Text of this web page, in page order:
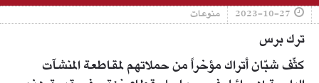
2023-10-27 منوعات
ترك برس
كثّف شبّان أتراك مؤخراً من حملاتهم لمقاطعة المنشآت